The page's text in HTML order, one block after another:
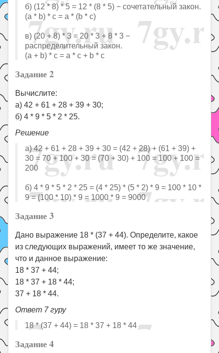
б) (12 * 8) * 5 = 12 * (8 * 5) − сочетательный закон.
(a * b) * c = a * (b * c)
в) (20 + 8) * 3 = 20 * 3 + 8 * 3 −
распределительный закон.
(a + b) * c = a * c + b * c
Задание 2
Вычислите:
а) 42 + 61 + 28 + 39 + 30;
б) 4 * 9 * 5 * 2 * 25.
Решение
а) 42 + 61 + 28 + 39 + 30 = (42 + 28) + (61 + 39) +
30 = 70 + 100 + 30 = (70 + 30) + 100 = 100 + 100 =
200
б) 4 * 9 * 5 * 2 * 25 = (4 * 25) * (5 * 2) * 9 = 100 * 10 *
9 = (100 * 10) * 9 = 1000 * 9 = 9000
Задание 3
Дано выражение 18 * (37 + 44). Определите, какое
из следующих выражений, имеет то же значение,
что и данное выражение:
18 * 37 + 44;
18 * 37 + 18 * 44;
37 + 18 * 44.
Ответ 7 гуру
18 * (37 + 44) = 18 * 37 + 18 * 44
Задание 4